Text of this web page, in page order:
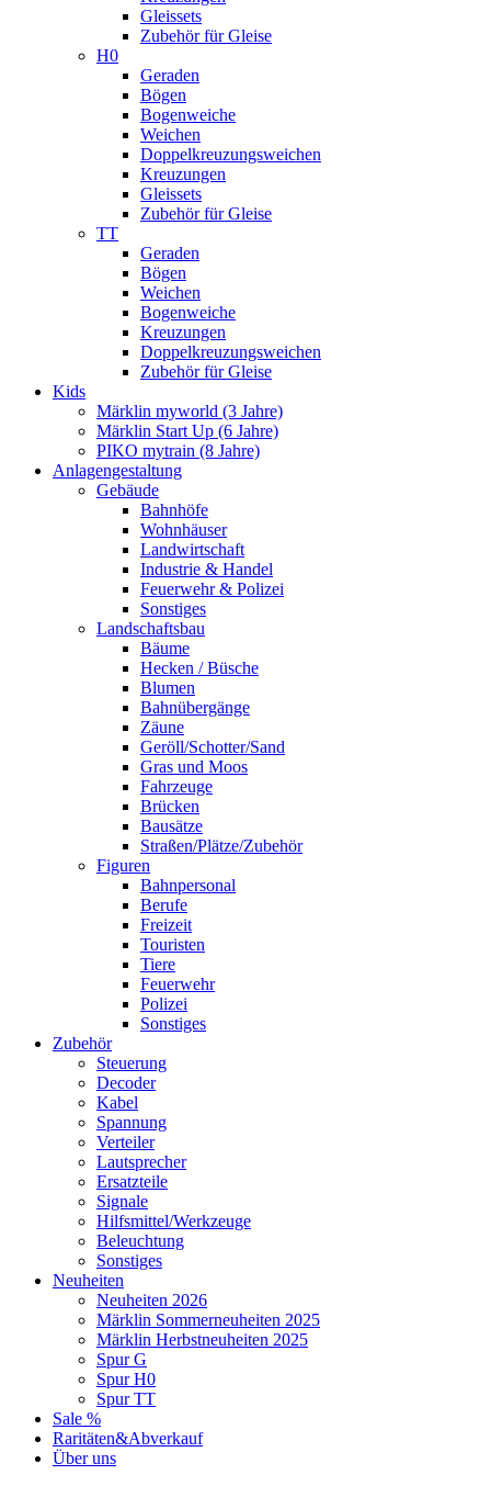
Gleissets
Zubehör für Gleise
H0
Geraden
Bögen
Bogenweiche
Weichen
Doppelkreuzungsweichen
Kreuzungen
Gleissets
Zubehör für Gleise
TT
Geraden
Bögen
Weichen
Bogenweiche
Kreuzungen
Doppelkreuzungsweichen
Zubehör für Gleise
Kids
Märklin myworld (3 Jahre)
Märklin Start Up (6 Jahre)
PIKO mytrain (8 Jahre)
Anlagengestaltung
Gebäude
Bahnhöfe
Wohnhäuser
Landwirtschaft
Industrie & Handel
Feuerwehr & Polizei
Sonstiges
Landschaftsbau
Bäume
Hecken / Büsche
Blumen
Bahnübergänge
Zäune
Geröll/Schotter/Sand
Gras und Moos
Fahrzeuge
Brücken
Bausätze
Straßen/Plätze/Zubehör
Figuren
Bahnpersonal
Berufe
Freizeit
Touristen
Tiere
Feuerwehr
Polizei
Sonstiges
Zubehör
Steuerung
Decoder
Kabel
Spannung
Verteiler
Lautsprecher
Ersatzteile
Signale
Hilfsmittel/Werkzeuge
Beleuchtung
Sonstiges
Neuheiten
Neuheiten 2026
Märklin Sommerneuheiten 2025
Märklin Herbstneuheiten 2025
Spur G
Spur H0
Spur TT
Sale %
Raritäten&Abverkauf
Über uns